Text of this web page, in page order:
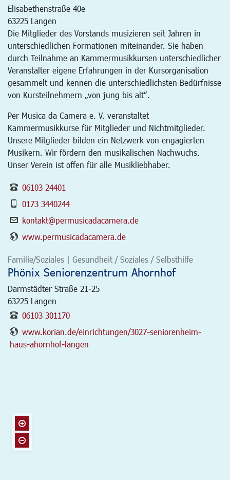
Elisabethenstraße 40e
63225 Langen
Die Mitglieder des Vorstands musizieren seit Jahren in
unterschiedlichen Formationen miteinander. Sie haben
durch Teilnahme an Kammermusikkursen unterschiedlicher
Veranstalter eigene Erfahrungen in der Kursorganisation
gesammelt und kennen die unterschiedlichsten Bedürfnisse
von Kursteilnehmern „von jung bis alt“.
Per Musica da Camera e. V. veranstaltet
Kammermusikkurse für Mitglieder und Nichtmitglieder.
Unsere Mitglieder bilden ein Netzwerk von engagierten
Musikern. Wir fördern den musikalischen Nachwuchs.
Unser Verein ist offen für alle Musikliebhaber.
06103 24401
0173 3440244
kontakt@permusicadacamera.de
www.permusicadacamera.de
Familie/Soziales | Gesundheit / Soziales / Selbsthilfe
Phönix Seniorenzentrum Ahornhof
Darmstädter Straße 21-25
63225 Langen
06103 301170
www.korian.de/einrichtungen/3027-seniorenheim-
haus-ahornhof-langen